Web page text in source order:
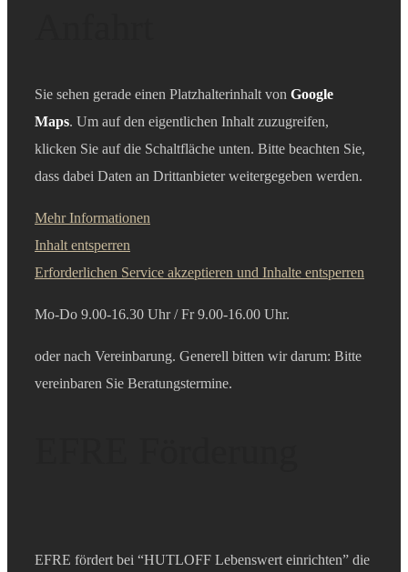
Sie sehen gerade einen Platzhalterinhalt von Google
Maps. Um auf den eigentlichen Inhalt zuzugreifen,
klicken Sie auf die Schaltfläche unten. Bitte beachten Sie,
dass dabei Daten an Drittanbieter weitergegeben werden.
Mehr Informationen
Inhalt entsperren
Erforderlichen Service akzeptieren und Inhalte entsperren
Mo-Do 9.00-16.30 Uhr /Fr 9.00-16.00 Uhr.
oder nach Vereinbarung. Generell bitten wir darum: Bitte
vereinbaren Sie Beratungstermine.
EFRE fördert bei “HUTLOFF Lebenswert einrichten” die